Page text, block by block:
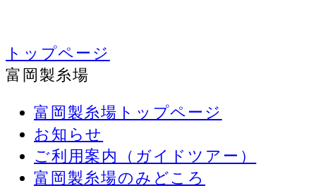
トップページ
富岡製糸場
富岡製糸場トップページ
お知らせ
ご利用案内（ガイドツアー）
富岡製糸場のみどころ